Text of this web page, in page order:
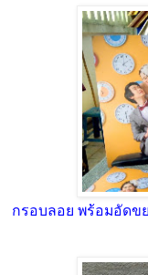
กรอบลอย พร้อมอัดข